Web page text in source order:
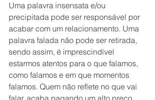
Uma palavra insensata e/ou
precipitada pode ser responsável por
acabar com um relacionamento. Uma
palavra falada não pode ser retirada,
sendo assim, é imprescindível
estarmos atentos para o que falamos,
como falamos e em que momentos
falamos. Quem não reflete no que vai
falar, acaba pagando um alto preço